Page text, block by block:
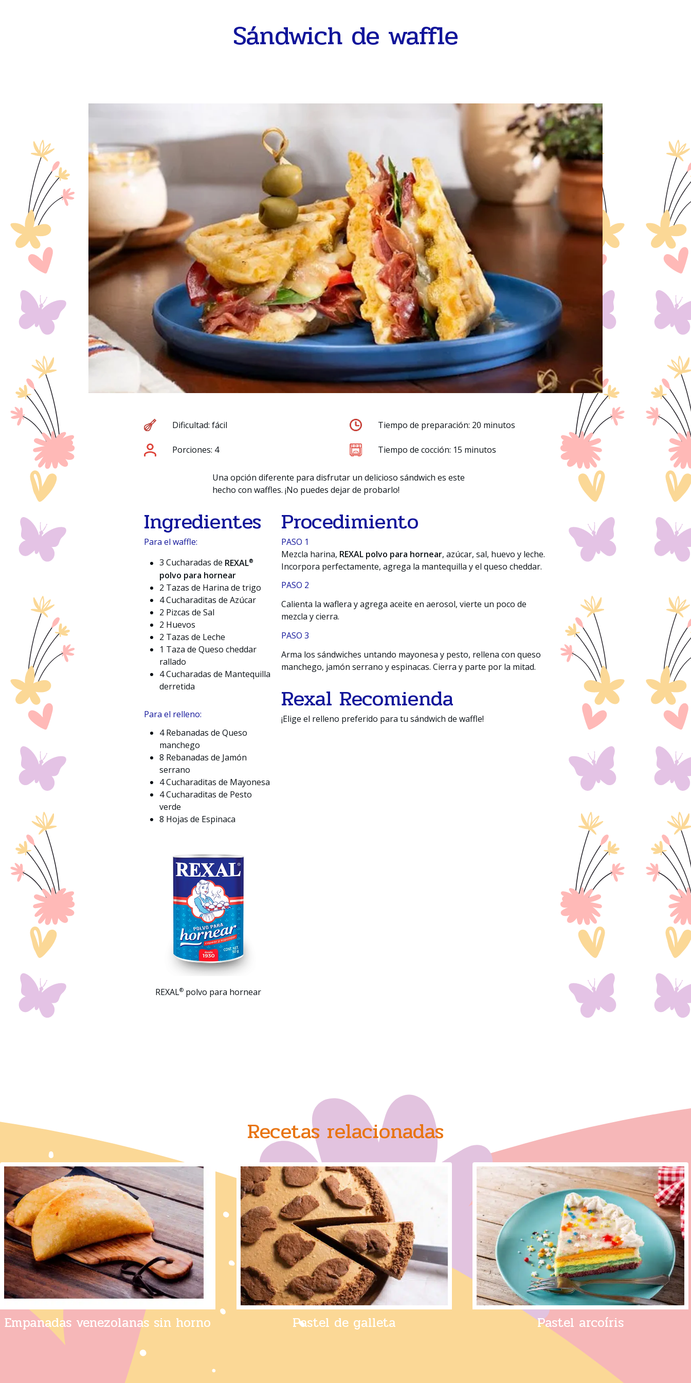
Sándwich de waffle
Dificultad: fácil
Porciones: 4
Tiempo de preparación: 20 minutos
Tiempo de cocción: 15 minutos
Una opción diferente para disfrutar un delicioso sándwich es este
hecho con waffles. ¡No puedes dejar de probarlo!
Ingredientes
Para el waffle:
3 Cucharadas de REXAL®
polvo para hornear
2 Tazas de Harina de trigo
4 Cucharaditas de Azúcar
2 Pizcas de Sal
2 Huevos
2 Tazas de Leche
1 Taza de Queso cheddar
rallado
4 Cucharadas de Mantequilla
derretida
Para el relleno:
4 Rebanadas de Queso
manchego
8 Rebanadas de Jamón
serrano
4 Cucharaditas de Mayonesa
4 Cucharaditas de Pesto
verde
8 Hojas de Espinaca
REXAL® polvo para hornear
Procedimiento
PASO 1
Mezcla harina, REXAL polvo para hornear, azúcar, sal, huevo y leche.
Incorpora perfectamente, agrega la mantequilla y el queso cheddar.
PASO 2
Calienta la waflera y agrega aceite en aerosol, vierte un poco de
mezcla y cierra.
PASO 3
Arma los sándwiches untando mayonesa y pesto, rellena con queso
manchego, jamón serrano y espinacas. Cierra y parte por la mitad.
Rexal Recomienda
¡Elige el relleno preferido para tu sándwich de waffle!
Recetas relacionadas
Empanadas venezolanas sin horno Pastel de galleta Pastel arcoíris